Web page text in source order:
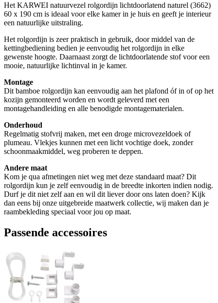
Het KARWEI natuurvezel rolgordijn lichtdoorlatend naturel (3662)
60 x 190 cm is ideaal voor elke kamer in je huis en geeft je interieur
een natuurlijke uitstraling.
Het rolgordijn is zeer praktisch in gebruik, door middel van de
kettingbediening bedien je eenvoudig het rolgordijn in elke
gewenste hoogte. Daarnaast zorgt de lichtdoorlatende stof voor een
mooie, natuurlijke lichtinval in je kamer.
Montage
Dit bamboe rolgordijn kan eenvoudig aan het plafond óf in of op het
kozijn gemonteerd worden en wordt geleverd met een
montagehandleiding en alle benodigde montagematerialen.
Onderhoud
Regelmatig stofvrij maken, met een droge microvezeldoek of
plumeau. Vlekjes kunnen met een licht vochtige doek, zonder
schoonmaakmiddel, weg proberen te deppen.
Andere maat
Kom je qua afmetingen niet weg met deze standaard maat? Dit
rolgordijn kun je zelf eenvoudig in de breedte inkorten indien nodig.
Durf je dit niet zelf aan en wil dit liever door ons laten doen? Kijk
dan eens bij onze uitgebreide maatwerk collectie, wij maken dan je
raambekleding speciaal voor jou op maat.
Passende accessoires